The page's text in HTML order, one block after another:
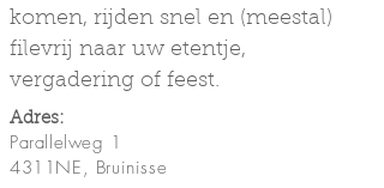
komen, rijden snel en (meestal)
filevrij naar uw etentje,
vergadering of feest.
Adres:
Parallelweg 1
4311NE, Bruinisse